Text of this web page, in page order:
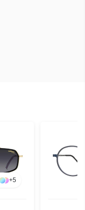
+5